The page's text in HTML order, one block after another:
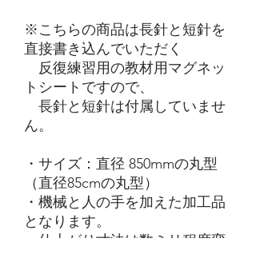
※こちらの商品は長針と短針を
直接書き込んでいただく
反復練習用の教材用マグネッ
トシートですので、
長針と短針は付属していませ
ん。
・サイズ：直径 850mmの丸型
（直径85cmの丸型）
・機械と人の手を加えた加工品
となります。
・仕上がり寸法は数ミリ程度変